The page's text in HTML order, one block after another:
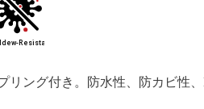
リング付き。防水性、防カビ性